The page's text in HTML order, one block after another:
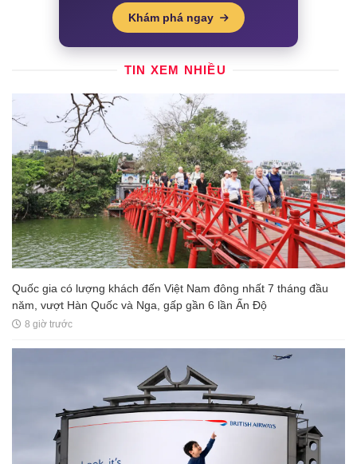
Khám phá ngay
TIN XEM NHIỀU
Quốc gia có lượng khách đến Việt Nam đông nhất 7 tháng đầu
năm, vượt Hàn Quốc và Nga, gấp gần 6 lần Ấn Độ
8 giờ trước